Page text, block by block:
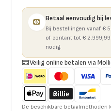
Betaal eenvoudig bij
Bij bestellingen vanaf €
of contant tot €
nodig.
Veilig online betalen via
De beschikbare betaalmethoden